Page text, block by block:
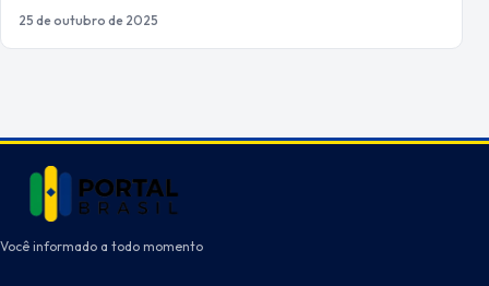
25 de outubro de 2025
Você informado a todo momento